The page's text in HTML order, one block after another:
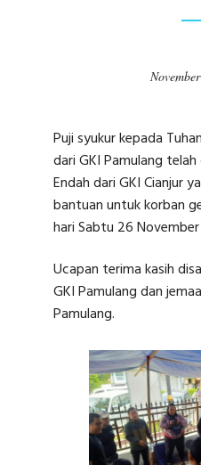
Puji syukur kepada
dari GKI Pamulang
Endah dari GKI Cianjur
bantuan untuk korban
hari Sabtu 26
Ucapan terima kasih
GKI Pamulang dan
Pamulang.